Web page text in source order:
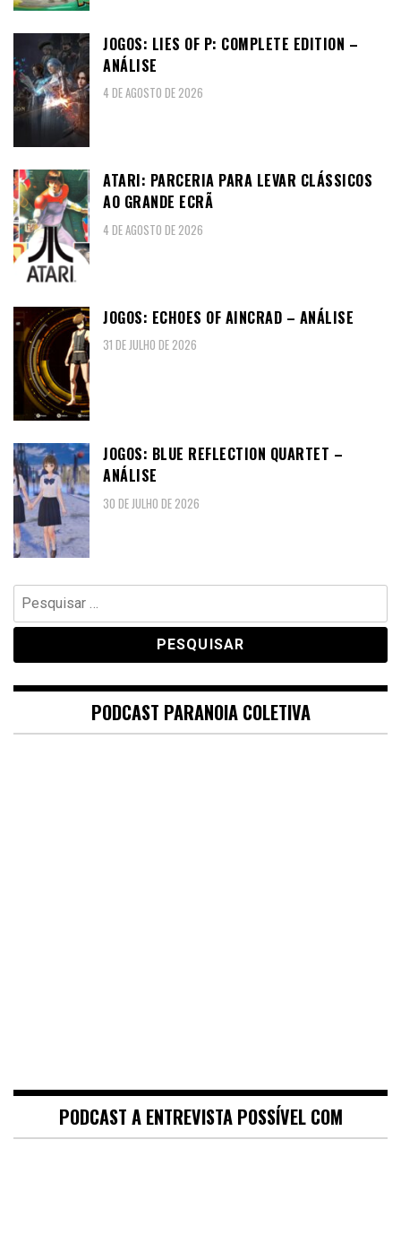
JOGOS: LIES OF P: COMPLETE EDITION –
ANÁLISE
4 DE AGOSTO DE 2026
ATARI: PARCERIA PARA LEVAR CLÁSSICOS
AO GRANDE ECRÃ
4 DE AGOSTO DE 2026
JOGOS: ECHOES OF AINCRAD – ANÁLISE
31 DE JULHO DE 2026
JOGOS: BLUE REFLECTION QUARTET –
ANÁLISE
30 DE JULHO DE 2026
Pesquisar
por:
PODCAST PARANOIA COLETIVA
PODCAST A ENTREVISTA POSSÍVEL COM